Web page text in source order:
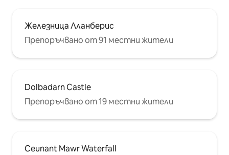
Железница Лланберис
Препоръчвано от 91 местни жители
Dolbadarn Castle
Препоръчвано от 19 местни жители
Ceunant Mawr Waterfall